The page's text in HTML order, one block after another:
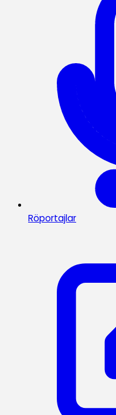
Röportajlar